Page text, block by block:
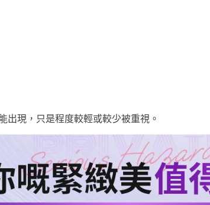
出現，只是程度較輕或較少被重視。